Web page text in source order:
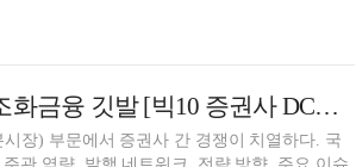
대신증권, DCM 확장 속도…구조화금융 깃발 [빅10 증권사 DCM 지형도 (9)]
장) 부문에서 증권사 간 경쟁이 치열하다. 국